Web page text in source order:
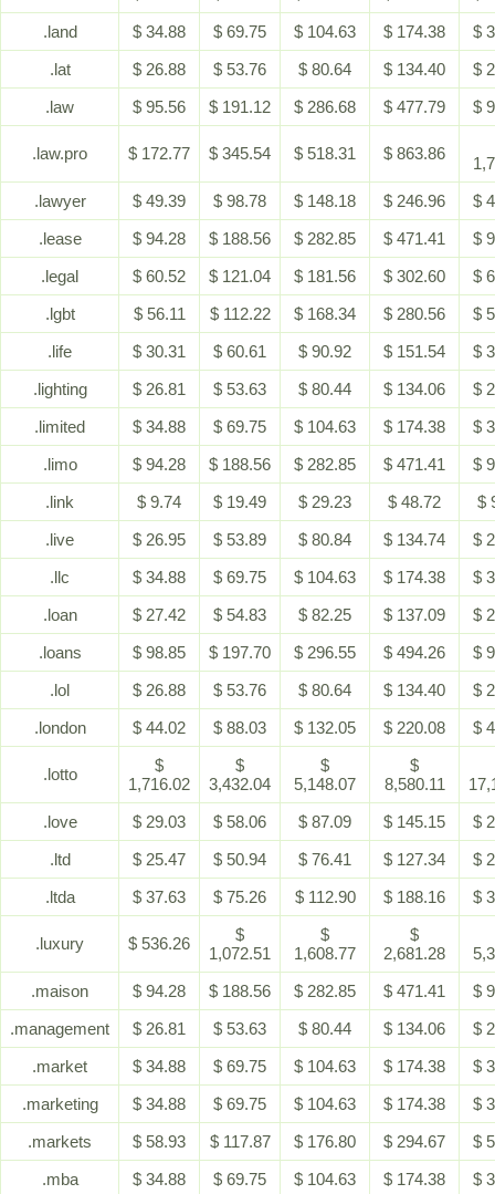
.land
$ 34.88 $ 69.75 $ 104.63 $ 174.38
$
.lat
$ 26.88 $ 53.76 $ 80.64 $ 134.40
$
.law
$ 95.56 $ 191.12 $ 286.68 $ 477.79 $
.law.pro $ 172.77 $ 345.54 $ 518.31 $ 863.86
.lawyer
$ 49.39 $ 98.78 $ 148.18 $ 246.96
$
.lease
$ 94.28 $ 188.56 $ 282.85 $ 471.41
$
.legal
$ 60.52 $ 121.04 $ 181.56 $ 302.60
$
.lgbt
$ 56.11 $ 112.22 $ 168.34 $ 280.56
$
.life
$ 30.31 $ 60.61 $ 90.92 $ 151.54
$
.lighting
$ 26.81 $ 53.63 $ 80.44 $ 134.06
$
.limited
$ 34.88 $ 69.75 $ 104.63 $ 174.38
$
.limo
$ 94.28 $ 188.56 $ 282.85 $ 471.41
$
.link
$ 9.74 $ 19.49 $ 29.23 $ 48.72
$
.live
$ 26.95 $ 53.89 $ 80.84 $ 134.74
$
.llc
$ 34.88 $ 69.75 $ 104.63 $ 174.38
$
.loan
$ 27.42 $ 54.83 $ 82.25 $ 137.09
$
.loans
$ 98.85 $ 197.70 $ 296.55 $ 494.26
$
.lol
$ 26.88 $ 53.76 $ 80.64 $ 134.40
$
.london
$ 44.02 $ 88.03 $ 132.05 $ 220.08 $
.lotto
$
1,716.02
$
3,432.04
$
5,148.07
$
8,580.11
.love
$ 29.03 $ 58.06 $ 87.09 $ 145.15
$
.ltd
$ 25.47 $ 50.94 $ 76.41 $ 127.34
$
.ltda
$ 37.63 $ 75.26 $ 112.90 $ 188.16 $
.luxury $ 536.26
$
1,072.51
$
1,608.77
$
2,681.28
.maison
$ 94.28 $ 188.56 $ 282.85 $ 471.41
$
.management
$ 26.81 $ 53.63 $ 80.44 $ 134.06
$
.market
$ 34.88 $ 69.75 $ 104.63 $ 174.38
$
.marketing
$ 34.88 $ 69.75 $ 104.63 $ 174.38
$
.markets
$ 58.93 $ 117.87 $ 176.80 $ 294.67
$
.mba
$ 34.88 $ 69.75 $ 104.63 $ 174.38
$